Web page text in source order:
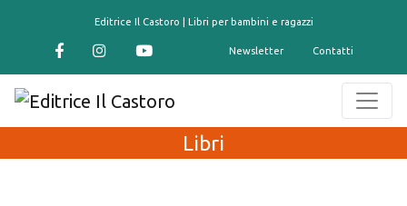
Editrice Il Castoro | Libri per bambini e ragazzi
Newsletter Contatti
Libri